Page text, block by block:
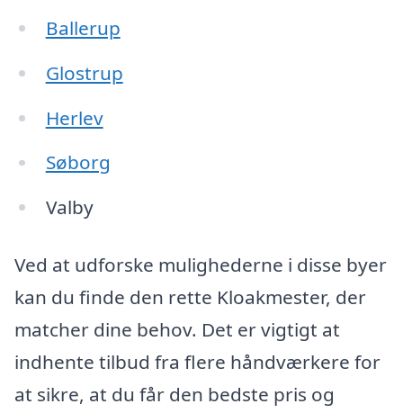
Ballerup
Glostrup
Herlev
Søborg
Valby
Ved at udforske mulighederne i disse byer
kan du finde den rette Kloakmester, der
matcher dine behov. Det er vigtigt at
indhente tilbud fra flere håndværkere for
at sikre, at du får den bedste pris og